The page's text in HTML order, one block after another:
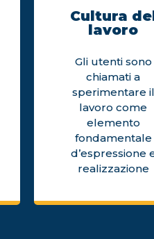
Cultura
lavoro
Gli utenti sono
chiamati a
sperimentare il
lavoro come
elemento
fondamentale
d’espressione
realizzazione